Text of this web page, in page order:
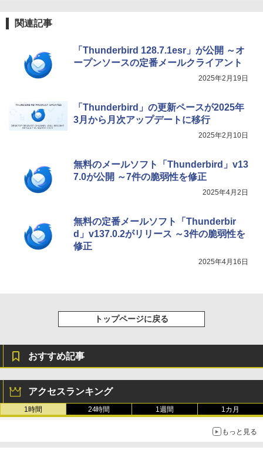
関連記事
「Thunderbird 128.7.1esr」が公開 ～オ
ープンソースの定番メールクライアント
2025年2月19日
「Thunderbird」の更新ペースが2025年
3月から月次アップデートに移行
2025年2月10日
無料のメールソフト「Thunderbird」v13
7.0が公開 ～7件の脆弱性を修正
2025年4月2日
無料の定番メールソフト「Thunderbir
d」v137.0.2がリリース ～3件の脆弱性を
修正
2025年4月16日
トップページに戻る
おすすめ記事
アクセスランキング
1時間 24時間 1週間 1カ月
もっと見る